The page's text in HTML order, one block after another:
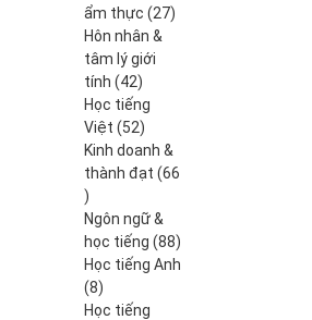
ẩm thực
2727
Hôn nhân &
tâm lý giới
tính
4242
produits
Học tiếng
Việt
5252
produits
Kinh doanh &
thành đạt 66
66
produits
Ngôn ngữ &
học tiếng 8888
produits
Học tiếng Anh
88
produits
Học tiếng